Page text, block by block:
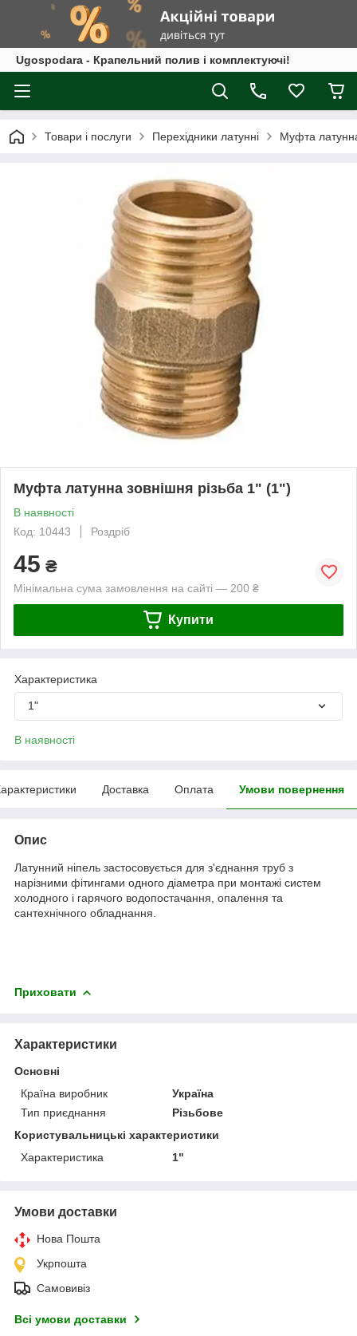
Ugospodara - Крапельний полив і комплектуючі!
Товари і послуги Перехідники латунні Муфта
Муфта латунна зовнішня різьба 1" (1")
В наявності
Код: 10443
Роздріб
45 ₴
Мінімальна сума замовлення на сайті — 200 ₴
Купити
Характеристика
1"
В наявності
Доставка Оплата Умови повернення
Опис
Латунний ніпель застосовується для з'єднання труб з
нарізними фітингами одного діаметра при монтажі систем
холодного і гарячого водопостачання, опалення та
сантехнічного обладнання.
Приховати
Характеристики
Основні
Країна виробник
Україна
Тип приєднання
Різьбове
Користувальницькі характеристики
Характеристика
1"
Умови доставки
Нова Пошта
Укрпошта
Самовивіз
Всі умови доставки